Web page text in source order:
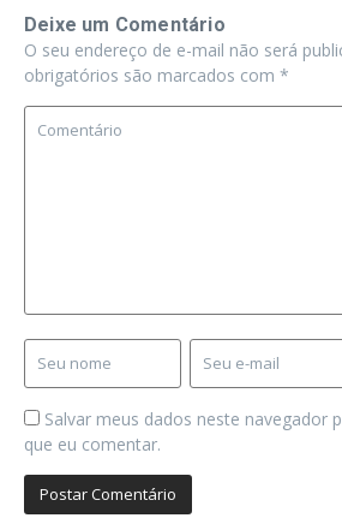
Deixe um Comentário
O seu endereço de e-mail não será
obrigatórios são marcados com *
Salvar meus dados neste navegador
que eu comentar.